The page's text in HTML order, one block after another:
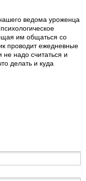
ведома уроженца
им общаться со
проводит ежедневные
надо считаться и
делать и куда